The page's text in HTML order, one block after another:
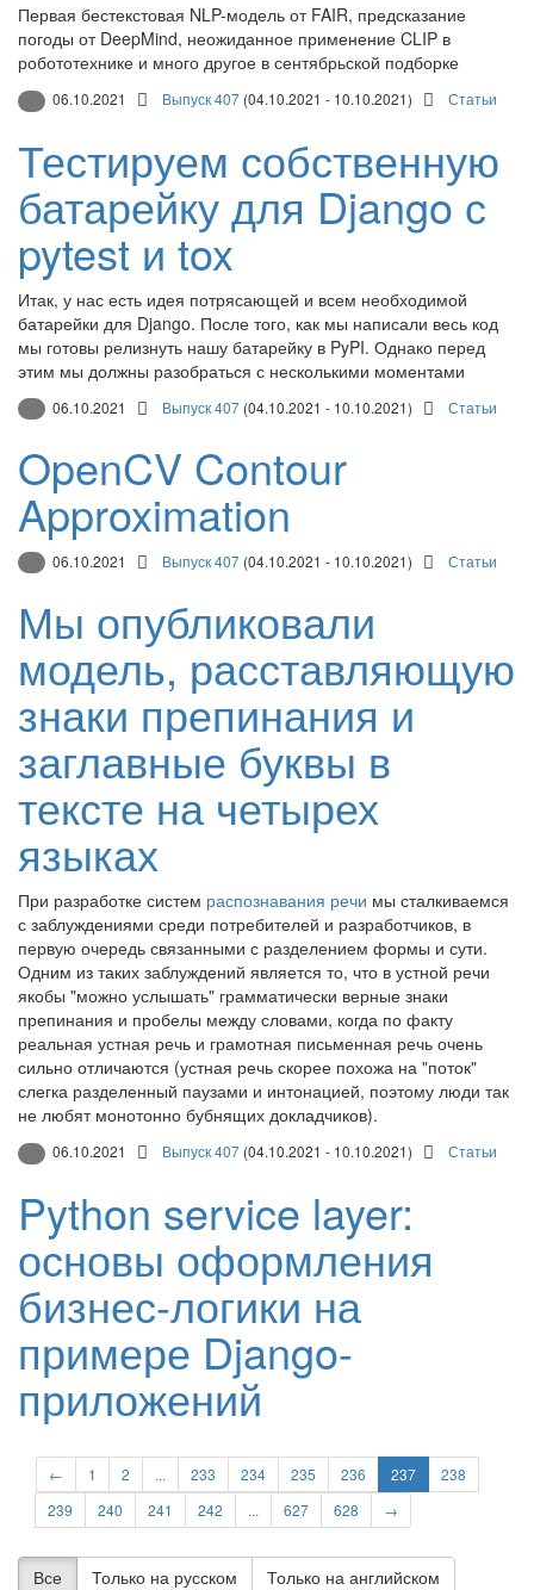
Первая бестекстовая NLP-модель от FAIR, предсказание
погоды от DeepMind, неожиданное применение CLIP в
робототехнике и много другое в сентябрьской подборке
06.10.2021 Выпуск 407 (04.10.2021 - 10.10.2021) Статьи
Тестируем собственную
батарейку для Django с
pytest и tox
Итак, у нас есть идея потрясающей и всем необходимой
батарейки для Django. После того, как мы написали весь код
мы готовы релизнуть нашу батарейку в PyPI. Однако перед
этим мы должны разобраться с несколькими моментами
06.10.2021 Выпуск 407 (04.10.2021 - 10.10.2021) Статьи
OpenCV Contour
Approximation
06.10.2021 Выпуск 407 (04.10.2021 - 10.10.2021) Статьи
Мы опубликовали
модель, расставляющую
знаки препинания и
заглавные буквы в
тексте на четырех
языках
При разработке систем распознавания речи мы сталкиваемся
с заблуждениями среди потребителей и разработчиков, в
первую очередь связанными с разделением формы и сути.
Одним из таких заблуждений является то, что в устной речи
якобы "можно услышать" грамматически верные знаки
препинания и пробелы между словами, когда по факту
реальная устная речь и грамотная письменная речь очень
сильно отличаются (устная речь скорее похожа на "поток"
слегка разделенный паузами и интонацией, поэтому люди так
не любят монотонно бубнящих докладчиков).
06.10.2021 Выпуск 407 (04.10.2021 - 10.10.2021) Статьи
Python service layer:
основы оформления
бизнес-логики на
примере Django-
приложений
← 1 2 ... 233 234 235 236 237
238
239
240 241 242 ... 627 628 →
Все Только на русском Только на английском